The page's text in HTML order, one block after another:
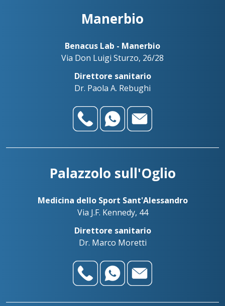
Manerbio
Benacus Lab - Manerbio
Via Don Luigi Sturzo, 26/28
Direttore sanitario
Dr. Paola A. Rebughi
Palazzolo sull'Oglio
Medicina dello Sport Sant'Alessandro
Via J.F. Kennedy, 44
Direttore sanitario
Dr. Marco Moretti